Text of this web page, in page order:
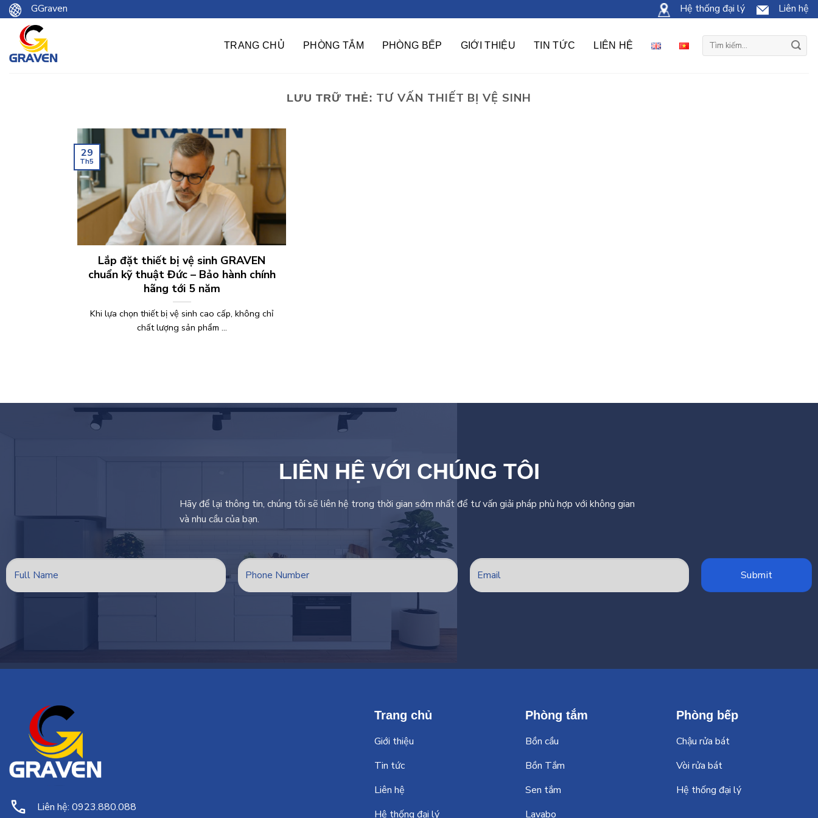
Chuyển
đến
dung
GGraven Hệ thống đại lý Liên hệ
TRANG CHỦ PHÒNG TẮM PHÒNG BẾP GIỚI THIỆU TIN TỨC LIÊN HỆ
Tìm
LƯU TRỮ THẺ: TƯ VẤN THIẾT BỊ VỆ SINH
Lắp đặt thiết bị vệ sinh GRAVEN
chuẩn kỹ thuật Đức – Bảo hành chính
hãng tới 5 năm
Khi lựa chọn thiết bị vệ sinh cao cấp, không chỉ
chất lượng sản phẩm ...
29
Th5
LIÊN HỆ VỚI CHÚNG TÔI
Hãy để lại thông tin, chúng tôi sẽ liên hệ trong thời gian sớm nhất để tư vấn giải pháp phù hợp với không gian
và nhu cầu của bạn.
Liên hệ: 0923.880.088
Trang chủ
Giới thiệu
Tin tức
Liên hệ
Hệ thống đại lý
Phòng tắm
Bồn cầu
Bồn Tắm
Sen tắm
Lavabo
Phòng bếp
Chậu rửa bát
Vòi rửa bát
Hệ thống đại lý